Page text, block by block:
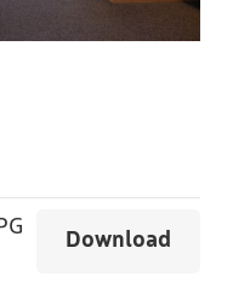
Download